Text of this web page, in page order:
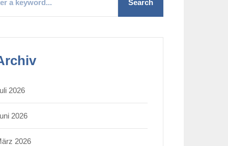
2026
2026
2026